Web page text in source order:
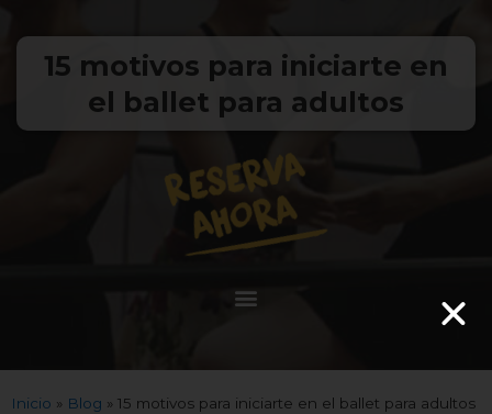
15 motivos para iniciarte en
el ballet para adultos
Inicio » Blog » 15 motivos para iniciarte en el ballet para adultos